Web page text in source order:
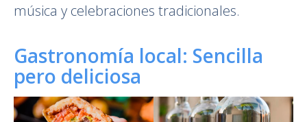
música y celebraciones tradicionales.
Gastronomía local: Sencilla
pero deliciosa